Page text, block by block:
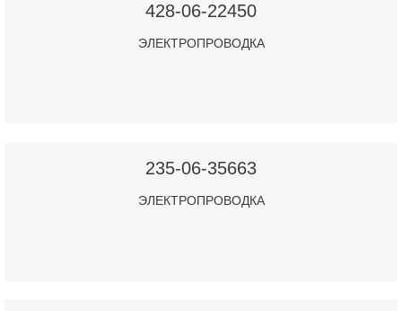
428-06-22450
ЭЛЕКТРОПРОВОДКА
235-06-35663
ЭЛЕКТРОПРОВОДКА